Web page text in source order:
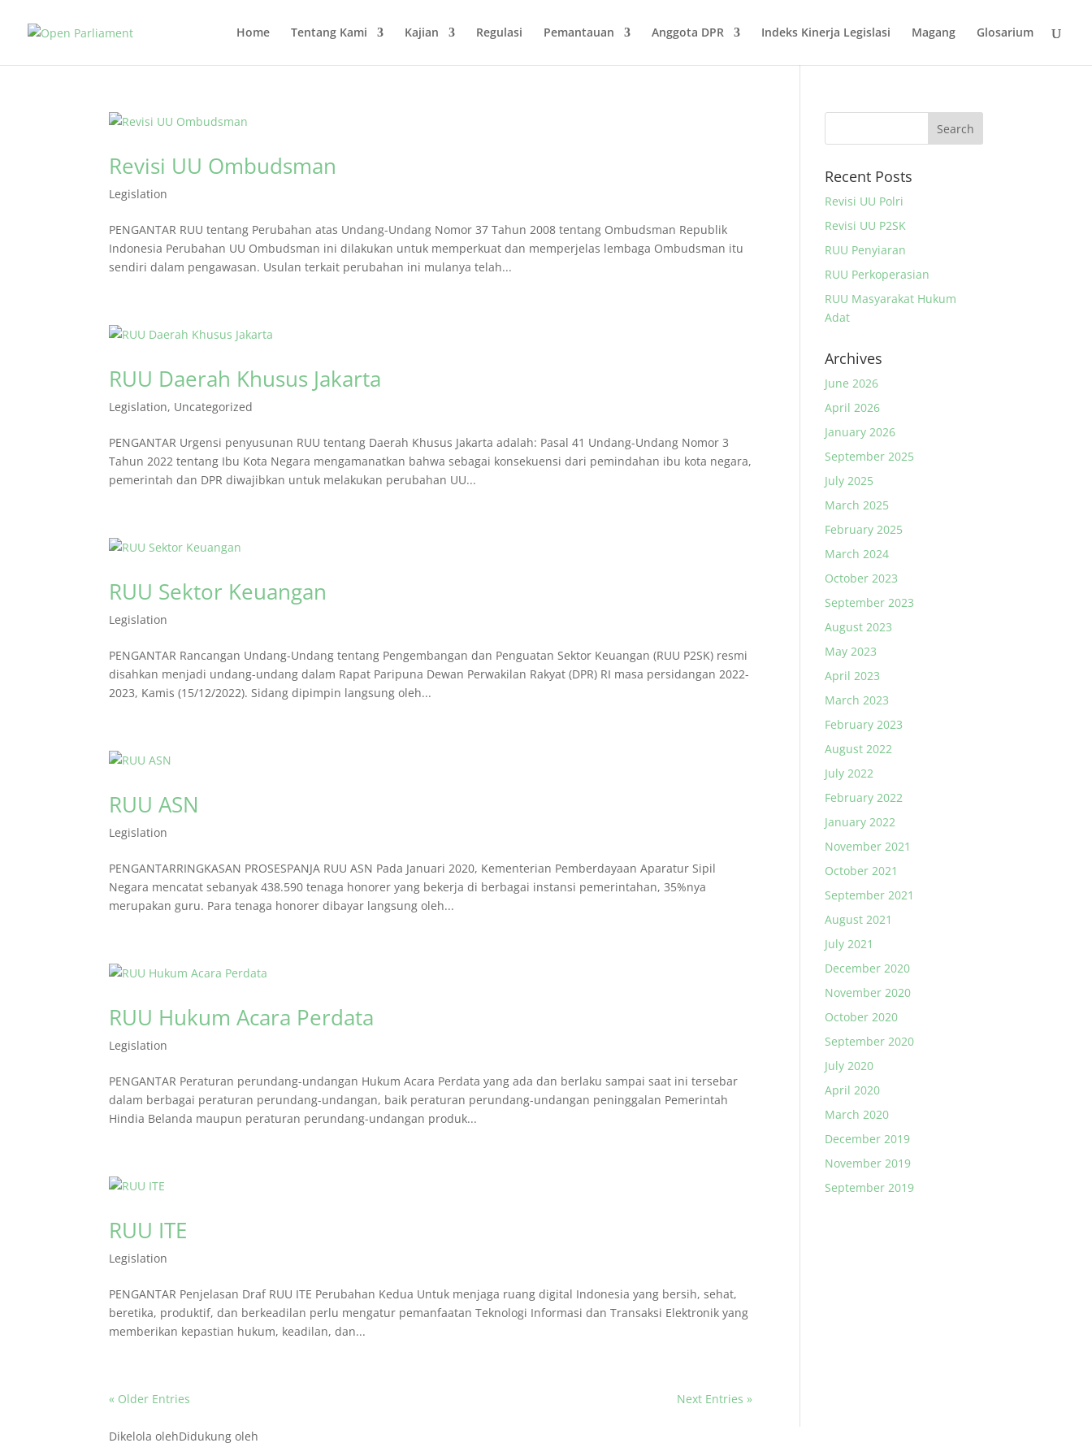
Home Tentang Kami Kajian Regulasi Pemantauan Anggota DPR Indeks Kinerja Legislasi Magang Glosarium
Revisi UU Ombudsman
Legislation
PENGANTAR RUU tentang Perubahan atas Undang-Undang Nomor 37 Tahun 2008 tentang Ombudsman Republik
Indonesia Perubahan UU Ombudsman ini dilakukan untuk memperkuat dan memperjelas lembaga Ombudsman itu
sendiri dalam pengawasan. Usulan terkait perubahan ini mulanya telah...
RUU Daerah Khusus Jakarta
Legislation, Uncategorized
PENGANTAR Urgensi penyusunan RUU tentang Daerah Khusus Jakarta adalah: Pasal 41 Undang-Undang Nomor 3
Tahun 2022 tentang Ibu Kota Negara mengamanatkan bahwa sebagai konsekuensi dari pemindahan ibu kota negara,
pemerintah dan DPR diwajibkan untuk melakukan perubahan UU...
RUU Sektor Keuangan
Legislation
PENGANTAR Rancangan Undang-Undang tentang Pengembangan dan Penguatan Sektor Keuangan (RUU P2SK) resmi
disahkan menjadi undang-undang dalam Rapat Paripuna Dewan Perwakilan Rakyat (DPR) RI masa persidangan 2022-
2023, Kamis (15/12/2022). Sidang dipimpin langsung oleh...
RUU ASN
Legislation
PENGANTARRINGKASAN PROSESPANJA RUU ASN Pada Januari 2020, Kementerian Pemberdayaan Aparatur Sipil
Negara mencatat sebanyak 438.590 tenaga honorer yang bekerja di berbagai instansi pemerintahan, 35%nya
merupakan guru. Para tenaga honorer dibayar langsung oleh...
RUU Hukum Acara Perdata
Legislation
PENGANTAR Peraturan perundang-undangan Hukum Acara Perdata yang ada dan berlaku sampai saat ini tersebar
dalam berbagai peraturan perundang-undangan, baik peraturan perundang-undangan peninggalan Pemerintah
Hindia Belanda maupun peraturan perundang-undangan produk...
RUU ITE
Legislation
PENGANTAR Penjelasan Draf RUU ITE Perubahan Kedua Untuk menjaga ruang digital Indonesia yang bersih, sehat,
beretika, produktif, dan berkeadilan perlu mengatur pemanfaatan Teknologi Informasi dan Transaksi Elektronik yang
memberikan kepastian hukum, keadilan, dan...
« Older Entries Next Entries »
Recent Posts
Revisi UU Polri
Revisi UU P2SK
RUU Penyiaran
RUU Perkoperasian
RUU Masyarakat Hukum
Adat
Archives
June 2026
April 2026
January 2026
September 2025
July 2025
March 2025
February 2025
March 2024
October 2023
September 2023
August 2023
May 2023
April 2023
March 2023
February 2023
August 2022
July 2022
February 2022
January 2022
November 2021
October 2021
September 2021
August 2021
July 2021
December 2020
November 2020
October 2020
September 2020
July 2020
April 2020
March 2020
December 2019
November 2019
September 2019
Dikelola olehDidukung oleh